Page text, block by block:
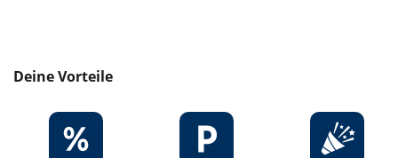
Deine Vorteile